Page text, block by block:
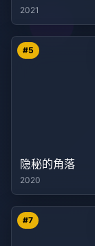
2021
#5
隐秘的角落
2020
#7